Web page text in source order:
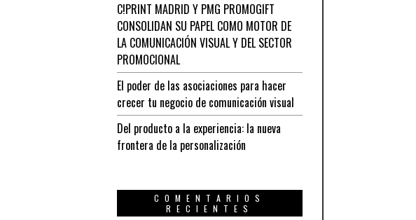
C!PRINT MADRID Y PMG PROMOGIFT
CONSOLIDAN SU PAPEL COMO MOTOR DE
LA COMUNICACIÓN VISUAL Y DEL SECTOR
PROMOCIONAL
El poder de las asociaciones para hacer
crecer tu negocio de comunicación visual
Del producto a la experiencia: la nueva
frontera de la personalización
COMENTARIOS
RECIENTES